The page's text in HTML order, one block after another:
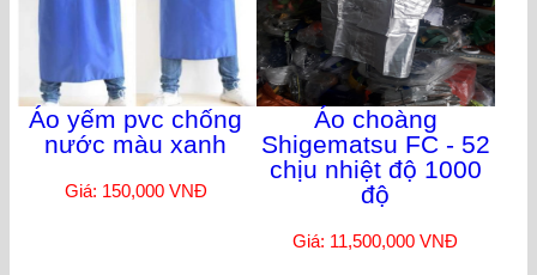
Áo yếm pvc chống
nước màu xanh
Giá: 150,000 VNĐ
Áo choàng
Shigematsu FC - 52
chịu nhiệt độ 1000
độ
Giá: 11,500,000 VNĐ